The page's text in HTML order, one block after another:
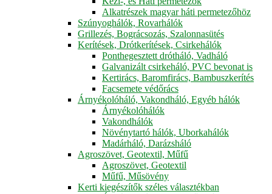
Alkatrészek magyar háti permetezőhöz
Szúnyoghálók, Rovarhálók
Grillezés, Bográcsozás, Szalonnasütés
Kerítések, Drótkerítések, Csirkehálók
Ponthegesztett drótháló, Vadháló
Galvanizált csirkeháló, PVC bevonat is
Kertirács, Baromfirács, Bambuszkerítés
Facsemete védőrács
Árnyékolóháló, Vakondháló, Egyéb hálók
Árnyékolóhálók
Vakondhálók
Növénytartó hálók, Uborkahálók
Madárháló, Darázsháló
Agroszövet, Geotextil, Műfű
Agroszövet, Geotextil
Műfű, Műsövény
Kerti kiegészítők széles választékban